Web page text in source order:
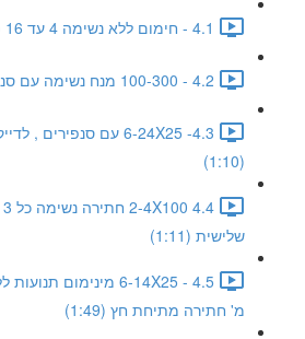
4.1 - חימום ללא נשימה 4 עד 16 פעמים 25 מ' (0:56)
4.2 - 100-300 מנח נשימה עם סנפירים (1:01)
(1:10)
שלישית (1:11)
מ' חתירה מתיחת חץ (1:49)